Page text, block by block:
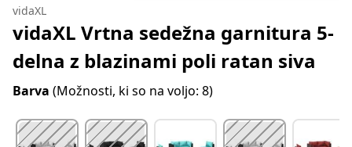
vidaXL
vidaXL Vrtna sedežna garnitura 5-
delna z blazinami poli ratan siva
Barva (Možnosti, ki so na voljo: 8)